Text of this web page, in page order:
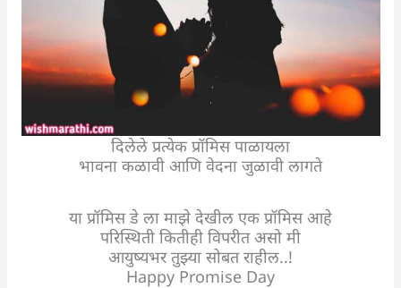
दिलेले प्रत्येक प्रॉमिस पाळायला
भावना कळावी आणि वेदना जुळावी लागते
या प्रॉमिस डे ला माझे देखील एक प्रॉमिस आहे
परिस्थिती कितीही विपरीत असो मी
आयुष्यभर तुझ्या सोबत राहील..!
Happy Promise Day